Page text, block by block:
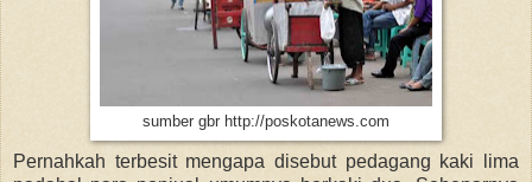
sumber gbr http://poskotanews.com
Pernahkah terbesit mengapa disebut pedagang kaki lima